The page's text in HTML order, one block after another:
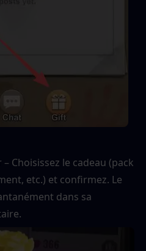
Choisissez le cadeau (pack
etc.) et confirmez. Le
dans sa